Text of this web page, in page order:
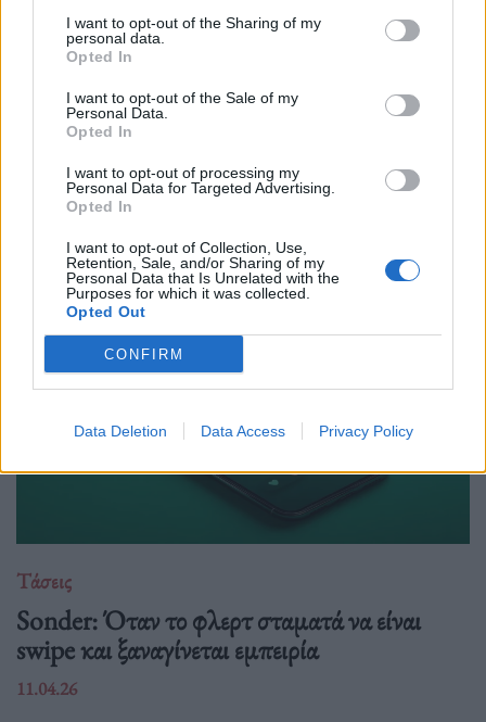
I want to opt-out of the Sharing of my
personal data.
Opted In
I want to opt-out of the Sale of my
Personal Data.
Opted In
I want to opt-out of processing my
Personal Data for Targeted Advertising.
Opted In
I want to opt-out of Collection, Use,
Retention, Sale, and/or Sharing of my
Personal Data that Is Unrelated with the
Purposes for which it was collected.
Opted Out
CONFIRM
Data Deletion Data Access Privacy Policy
Τάσεις
Όταν η παιδική ηλικία γίνεται content
strategy
21.04.26
Κάποτε τα παιδιά μεγάλωναν με οικογενειακά άλμπουμ. Τώρα
μεγαλώνουν με analytics, χορηγούς και stories. Η αθωότητα
ανέβει σε 4K.
Τάσεις
Sonder: Όταν το φλερτ σταματά να είναι
swipe και ξαναγίνεται εμπειρία
11.04.26